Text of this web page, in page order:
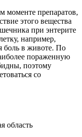
моменте препаратов,
этого вещества
при энтерите
например,
боль в животе. По
пораженную
поэтому
со
область